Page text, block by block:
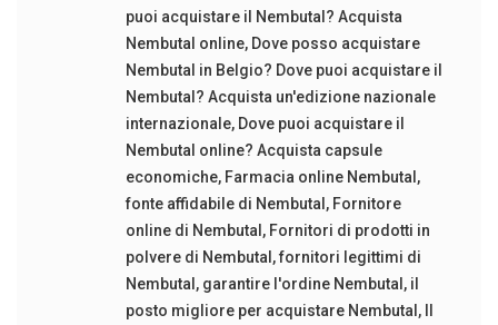
puoi acquistare il Nembutal? Acquista
Nembutal online, Dove posso acquistare
Nembutal in Belgio? Dove puoi acquistare il
Nembutal? Acquista un'edizione nazionale
internazionale, Dove puoi acquistare il
Nembutal online? Acquista capsule
economiche, Farmacia online Nembutal,
fonte affidabile di Nembutal, Fornitore
online di Nembutal, Fornitori di prodotti in
polvere di Nembutal,fornitori legittimi di
Nembutal, garantire l'ordine Nembutal, il
posto migliore per acquistare Nembutal, Il